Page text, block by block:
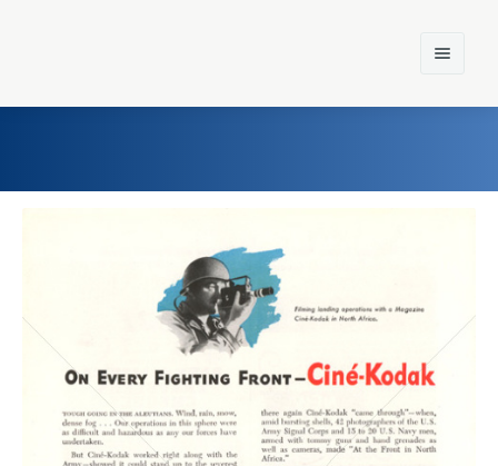
Marken
Konzerne
Epoche